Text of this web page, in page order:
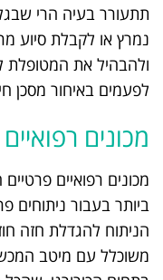
תתעורר בעיה הרי
נמרץ או לקבלת סיוע
ולהבהיל את המטופלת
לפעמים באיחור מסכן
מכונים רפואיים
מכונים רפואיים
ביותר בעבור ניתוחים
הניתוח להגדלת חזה
משוכלל עם מיטב